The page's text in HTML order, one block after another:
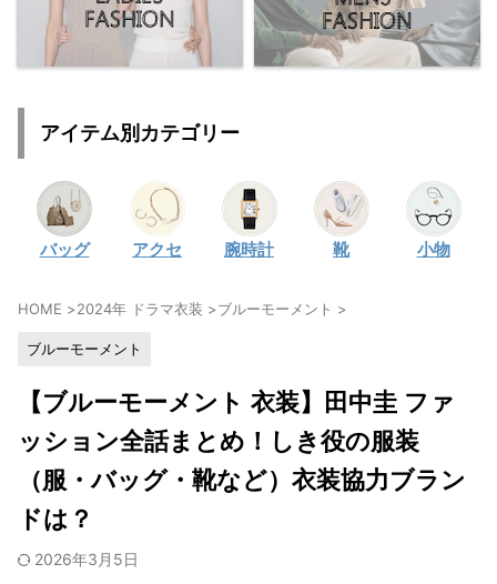
【よく検索されてる女性芸能人】
・
広瀬すず
川口春奈
・ 石原さとみ
・広瀬アリス
永野芽郁
・波瑠
・奈緒
高畑充希
さとうほなみ
・
・
水川あさみ
・田中みな実
アイテム別カテゴリー
バッグ アクセ 腕時計 靴 小物
HOME >2024年 ドラマ衣装 >ブルーモーメント >
ブルーモーメント
【ブルーモーメント 衣装】田中圭 ファ
ッション全話まとめ！しき役の服装
（服・バッグ・靴など）衣装協力ブラン
ドは？
2026年3月5日